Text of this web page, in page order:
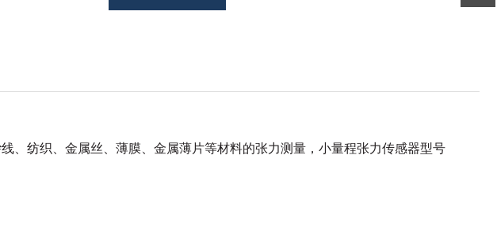
、纺织、金属丝、薄膜、金属薄片等材料的张力测量， 小量程张力传感器型号